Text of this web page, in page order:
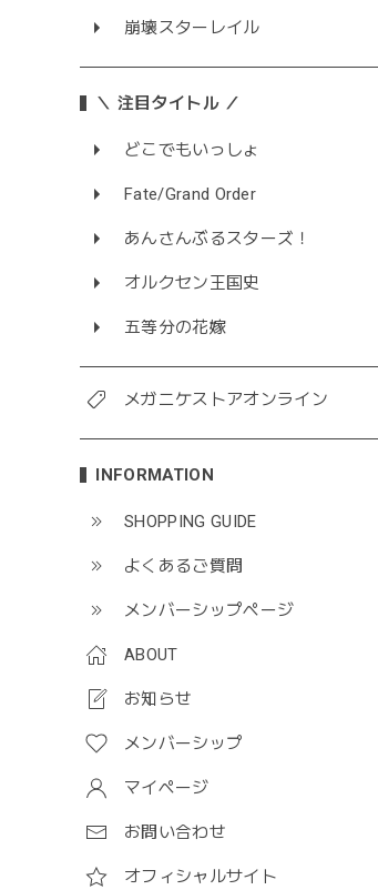
崩壊スターレイル
＼ 注目タイトル ／
どこでもいっしょ
Fate/Grand Order
あんさんぶるスターズ！
オルクセン王国史
五等分の花嫁
メガニケストアオンライン
INFORMATION
SHOPPING GUIDE
よくあるご質問
メンバーシップページ
ABOUT
お知らせ
メンバーシップ
マイページ
お問い合わせ
オフィシャルサイト